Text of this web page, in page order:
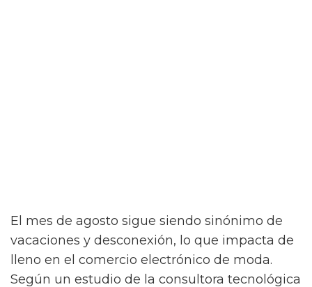
El mes de agosto sigue siendo sinónimo de
vacaciones y desconexión, lo que impacta de
lleno en el comercio electrónico de moda.